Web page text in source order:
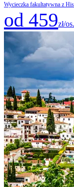
Wycieczka fakultatywna z
od 459zł/os.